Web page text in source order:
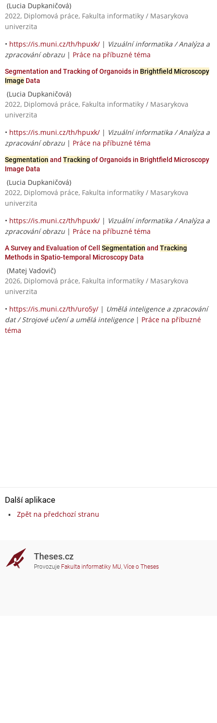
(Lucia Dupkaničová)
2022, Diplomová práce, Fakulta informatiky / Masarykova
univerzita
• https://is.muni.cz/th/hpuxk/ | Vizuální informatika / Analýza a
zpracování obrazu | Práce na příbuzné téma
Segmentation and Tracking of Organoids in Brightfield Microscopy
Image Data
(Lucia Dupkaničová)
2022, Diplomová práce, Fakulta informatiky / Masarykova
univerzita
• https://is.muni.cz/th/hpuxk/ | Vizuální informatika / Analýza a
zpracování obrazu | Práce na příbuzné téma
Segmentation and Tracking of Organoids in Brightfield Microscopy
Image Data
(Lucia Dupkaničová)
2022, Diplomová práce, Fakulta informatiky / Masarykova
univerzita
• https://is.muni.cz/th/hpuxk/ | Vizuální informatika / Analýza a
zpracování obrazu | Práce na příbuzné téma
A Survey and Evaluation of Cell Segmentation and Tracking
Methods in Spatio-temporal Microscopy Data
(Matej Vadovič)
2026, Diplomová práce, Fakulta informatiky / Masarykova
univerzita
• https://is.muni.cz/th/uro5y/ | Umělá inteligence a zpracování
dat / Strojové učení a umělá inteligence| Práce na příbuzné
téma
Další aplikace
Zpět na předchozí stranu
Theses.cz
Provozuje Fakulta informatiky MU, Více o Theses